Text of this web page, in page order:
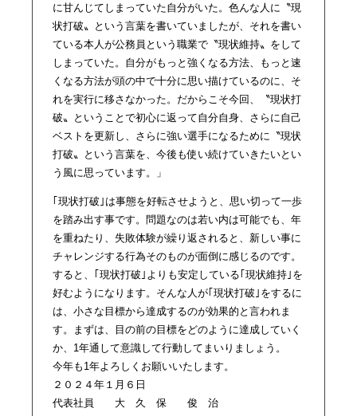
に甘んじてしまっていた自分がいた。色んな人に〝現
状打破〟という言葉を書いていましたが、それを書い
ている本人が公務員という職業で〝現状維持〟をして
しまっていた。自分がもっと強くなる方法、もっと速
くなる方法が頭の中で十分に思い描けているのに、そ
れを実行に移さなかった。だからこそ今回、〝現状打
破〟ということで初心に返って自分自身、さらに自己
ベストを更新し、さらに強い選手になるために〝現状
打破〟という言葉を、今後も使い続けていきたいとい
う風に思っています。」
｢現状打破｣は事態を好転させようと、思い切って一歩
を踏み出す事です。問題なのは若い内は可能でも、年
を重ねたり、失敗体験が繰り返されると、新しい事に
チャレンジする行為そのものが面倒に感じるのです。
すると、｢現状打破｣よりも安定している｢現状維持｣を
好むようになります。そんな人が｢現状打破｣をするに
は、小さな目標から達成するのが効果的と言われま
す。まずは、目の前の目標をどのように達成していく
か、1年通して意識して行動してまいりましょう。
今年も1年よろしくお願いいたします。
２０２４年１月６日
代表社員 大 久 保 俊 治